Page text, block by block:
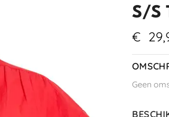
S/S
€
Geen